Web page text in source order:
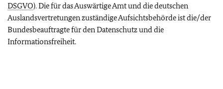
DSGVO). Die für das Auswärtige Amt und die deutschen
Auslandsvertretungen zuständige Aufsichtsbehörde ist die/der
Bundesbeauftragte für den Datenschutz und die
Informationsfreiheit.